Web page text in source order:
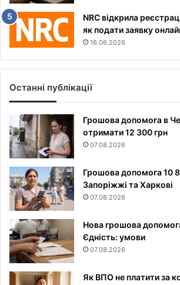
NRC відкрила
як подати заявку
16.06.2026
Останні публікації
Грошова допомога в
отримати 12 300 грн
07.08.2026
Грошова допомога 10
Запоріжжі та Харкові
07.08.2026
Нова грошова
Єдність: умови
07.08.2026
Як ВПО не платити за